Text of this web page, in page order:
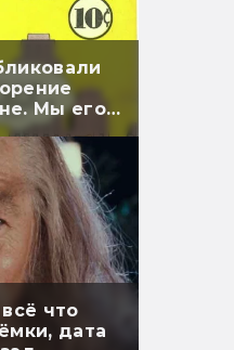
Мы его
что
дата